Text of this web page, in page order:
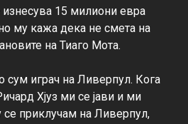
15 милиони евра
му кажа дека не смета на
на Тиаго Мота.
сум играч на Ливерпул. Кога
Хјуз ми се јави и ми
приклучам на Ливерпул,